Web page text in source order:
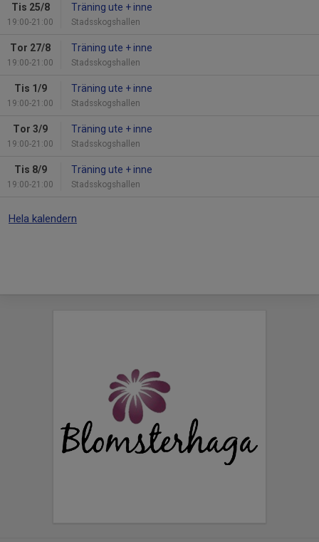
Tis 25/8
19:00-21:00
Träning ute + inne
Stadsskogshallen
Tor 27/8
19:00-21:00
Träning ute + inne
Stadsskogshallen
Tis 1/9
19:00-21:00
Träning ute + inne
Stadsskogshallen
Tor 3/9
19:00-21:00
Träning ute + inne
Stadsskogshallen
Tis 8/9
19:00-21:00
Träning ute + inne
Stadsskogshallen
Hela kalendern